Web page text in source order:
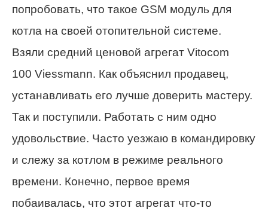
попробовать, что такое GSM модуль для
котла на своей отопительной системе.
Взяли средний ценовой агрегат Vitocom
100 Viessmann. Как объяснил продавец,
устанавливать его лучше доверить мастеру.
Так и поступили. Работать с ним одно
удовольствие. Часто уезжаю в командировку
и слежу за котлом в режиме реального
времени. Конечно, первое время
побаивалась, что этот агрегат что-то